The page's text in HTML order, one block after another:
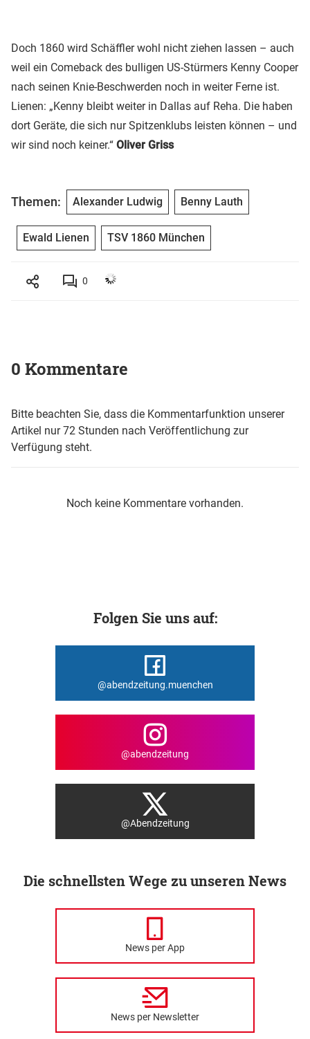
Doch 1860 wird Schäffler wohl nicht ziehen lassen – auch
weil ein Comeback des bulligen US-Stürmers Kenny Cooper
nach seinen Knie-Beschwerden noch in weiter Ferne ist.
Lienen: „Kenny bleibt weiter in Dallas auf Reha. Die haben
dort Geräte, die sich nur Spitzenklubs leisten können – und
wir sind noch keiner.“ Oliver Griss
Themen: Alexander Ludwig Benny Lauth
Ewald Lienen TSV 1860 München
0
0 Kommentare
Bitte beachten Sie, dass die Kommentarfunktion unserer
Artikel nur 72 Stunden nach Veröffentlichung zur
Verfügung steht.
Noch keine Kommentare vorhanden.
Folgen Sie uns auf:
@abendzeitung.muenchen
@abendzeitung
@Abendzeitung
Die schnellsten Wege zu unseren News
News per App
News per Newsletter